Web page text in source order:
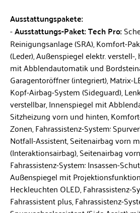
Ausstattungspakete:
Ausstattungs-Paket: Tech Pro:
Reinigungsanlage (SRA), Komfort-
(Leder), Außenspiegel elektr. verstell-
mit Abblendautomatik und
Garagentoröffner (integriert), Matrix-
Kopf-Airbag-System (Sideguard),
verstellbar, Innenspiegel mit
Sitzheizung vorn und hinten,
Zonen, Fahrassistenz-System:
Notfall-Assistent, Seitenairbag vorn
(Interaktionsairbag), Seitenairbag
Fahrassistenz-System: Insassen-
Außenspiegel mit
Heckleuchten OLED, Fahrassistenz-
Fahrassistent plus, Fahrassistenz-